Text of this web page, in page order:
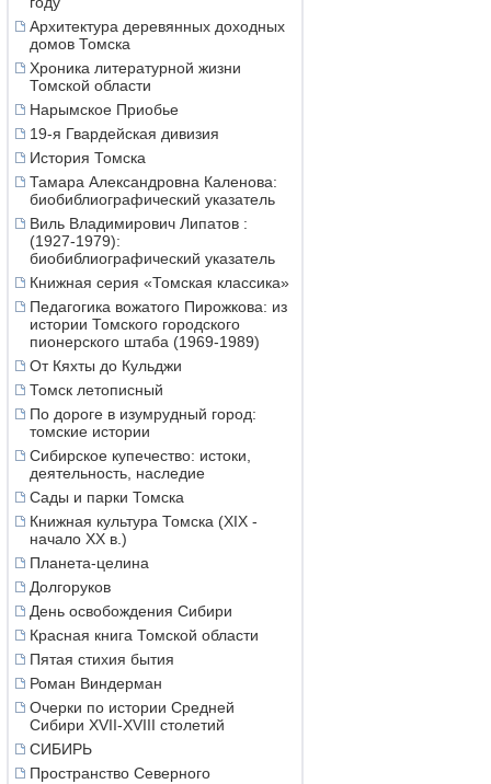
Архитектура деревянных доходных
домов Томска
Хроника литературной жизни
Томской области
Нарымское Приобье
19-я Гвардейская дивизия
История Томска
Тамара Александровна Каленова:
биобиблиографический указатель
Виль Владимирович Липатов :
(1927-1979):
биобиблиографический указатель
Книжная серия «Томская классика»
Педагогика вожатого Пирожкова: из
истории Томского городского
пионерского штаба (1969-1989)
От Кяхты до Кульджи
Томск летописный
По дороге в изумрудный город:
томские истории
Сибирское купечество: истоки,
деятельность, наследие
Сады и парки Томска
Книжная культура Томска (XIX -
начало XX в.)
Планета-целина
Долгоруков
День освобождения Сибири
Красная книга Томской области
Пятая стихия бытия
Роман Виндерман
Очерки по истории Средней
Сибири XVII-XVIII столетий
СИБИРЬ
Пространство Северного